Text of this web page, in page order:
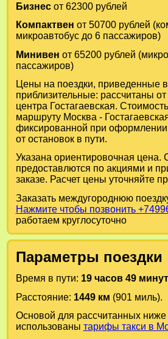
Бизнесот 62300 рублей
Компактвен от 50700 рублей
микроавтобус до 6 пассажиров)
Минивен от 65200 рублей
пассажиров)
Цены на поездки, приведенные
приблизительные: рассчитаны
центра Гостагаевская.
маршруту Москва -
фиксированной при оформлении
от остановок в пути.
Указана ориентировочная цена.
предоставлются по акциями и
заказе. Расчет цены уточняйте
Заказать междугороднюю
Нажмите чтобы позвонить
работаем круглосуточно
Параметры поездки
Время в пути: 19 часов 49 минут
Расстояние: 1449 км (901 миль).
Основой для рассчитанных ниже
использованы тарифы такси в